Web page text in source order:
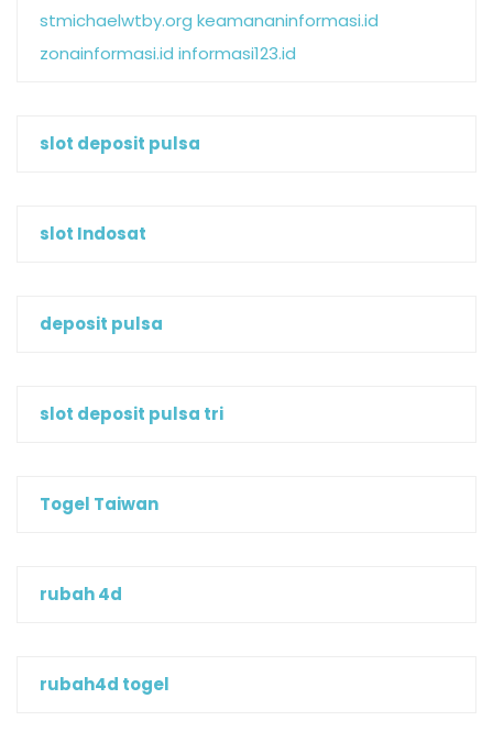
stmichaelwtby.org keamananinformasi.id
zonainformasi.id informasi123.id
slot deposit pulsa
slot Indosat
deposit pulsa
slot deposit pulsa tri
Togel Taiwan
rubah 4d
rubah4d togel